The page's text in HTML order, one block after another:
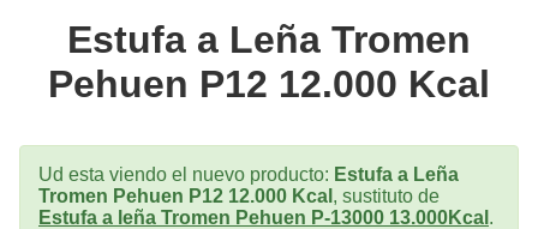
Estufa a Leña Tromen
Pehuen P12 12.000 Kcal
Ud esta viendo el nuevo producto: Estufa a Leña
Tromen Pehuen P12 12.000 Kcal , sustituto de
Estufa a leña Tromen Pehuen P-13000 13.000Kcal .